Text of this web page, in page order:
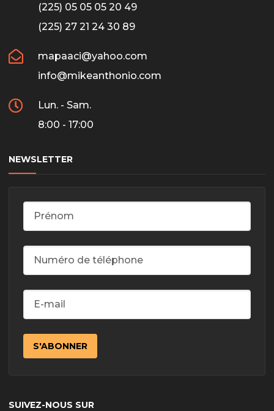
(225) 05 05 05 20 49
(225) 27 21 24 30 89
mapaaci@yahoo.com
info@mikeanthonio.com
Lun. - Sam.
8:00 - 17:00
NEWSLETTER
SUIVEZ-NOUS SUR